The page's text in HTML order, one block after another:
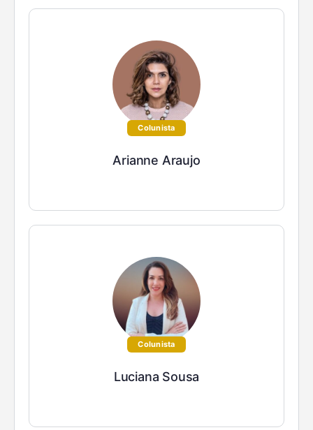
Colunista
Arianne Araujo
Colunista
Luciana Sousa